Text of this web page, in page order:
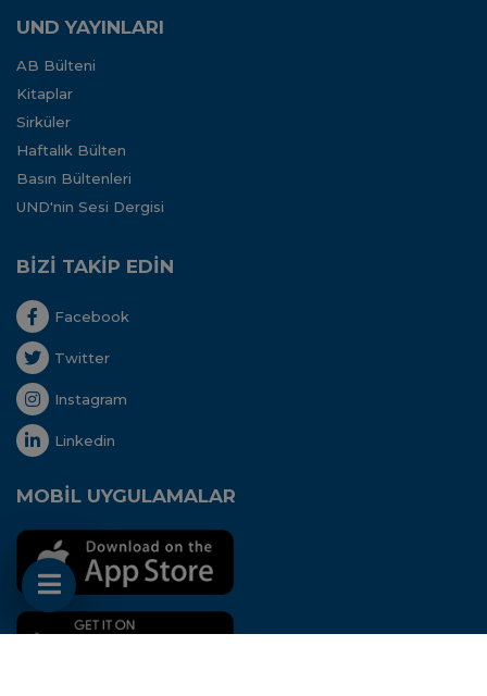
UND YAYINLARI
AB Bülteni
Kitaplar
Sirküler
Haftalık Bülten
Basın Bültenleri
UND'nin Sesi Dergisi
BİZİ TAKİP EDİN
Facebook
Twitter
Instagram
Linkedin
MOBİL UYGULAMALAR